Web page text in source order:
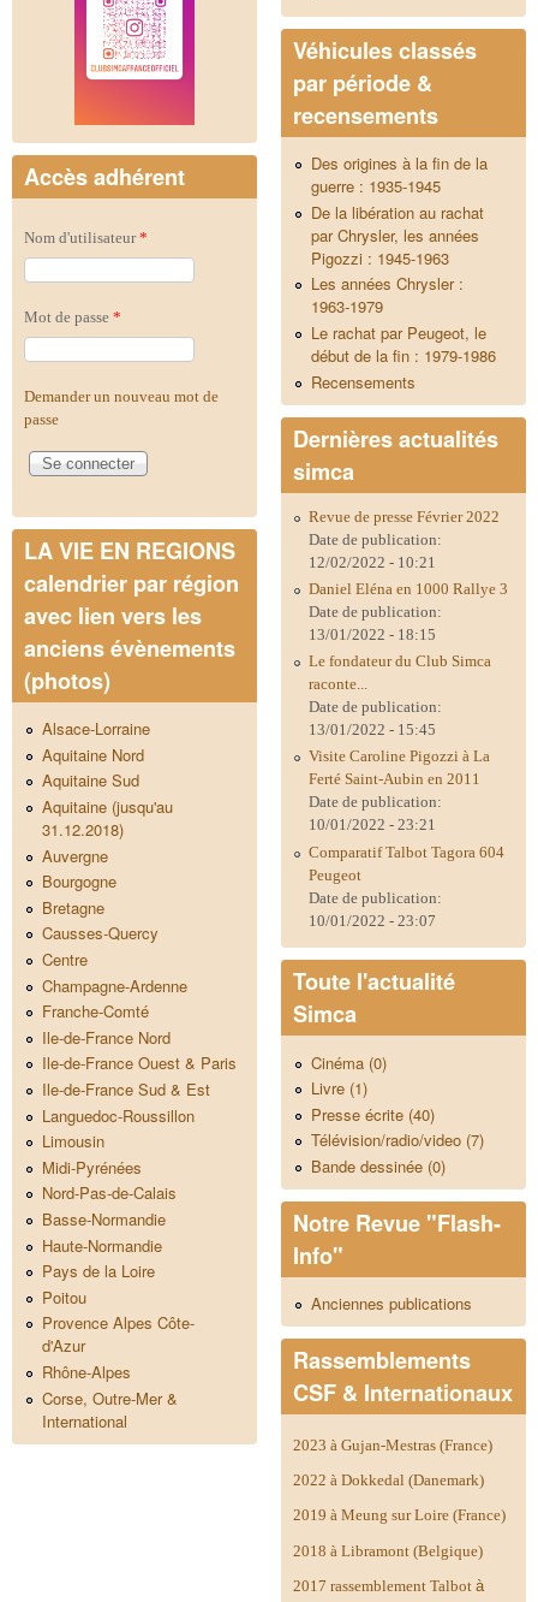
Accès adhérent
Nom d'utilisateur*
Mot de passe *
Demander un nouveau mot de
passe
LA VIE EN REGIONS
calendrier par région
avec lien vers les
anciens évènements
(photos)
Alsace-Lorraine
Aquitaine Nord
Aquitaine Sud
Aquitaine (jusqu'au
31.12.2018)
Auvergne
Bourgogne
Bretagne
Causses-Quercy
Centre
Champagne-Ardenne
Franche-Comté
Ile-de-France Nord
Ile-de-France Ouest & Paris
Ile-de-France Sud & Est
Languedoc-Roussillon
Limousin
Midi-Pyrénées
Nord-Pas-de-Calais
Basse-Normandie
Haute-Normandie
Pays de la Loire
Poitou
Provence Alpes Côte-
d'Azur
Rhône-Alpes
Corse, Outre-Mer &
International
Véhicules classés
par période &
recensements
Des origines à la fin de la
guerre : 1935-1945
De la libération au rachat
par Chrysler, les années
Pigozzi : 1945-1963
Les années Chrysler :
1963-1979
Le rachat par Peugeot, le
début de la fin : 1979-1986
Recensements
Dernières actualités
simca
Revue de presse Février 2022
Date de publication:
12/02/2022 - 10:21
Daniel Eléna en 1000 Rallye 3
Date de publication:
13/01/2022 - 18:15
Le fondateur du Club Simca
raconte...
Date de publication:
13/01/2022 - 15:45
Visite Caroline Pigozzi à La
Ferté Saint-Aubin en 2011
Date de publication:
10/01/2022 - 23:21
Comparatif Talbot Tagora 604
Peugeot
Date de publication:
10/01/2022 - 23:07
Toute l'actualité
Simca
Cinéma (0)
Livre (1)
Presse écrite (40)
Télévision/radio/video (7)
Bande dessinée (0)
Notre Revue "Flash-
Info"
Anciennes publications
Rassemblements
CSF & Internationaux
2023 à Gujan-Mestras (France)
2022 à Dokkedal (Danemark)
2019 à Meung sur Loire (France)
2018 à Libramont (Belgique)
2017 rassemblement Talbot à